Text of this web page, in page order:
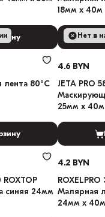
18мм х 40м
лента 80°C
Нет в
4.6 BYN
JETA PRO
25мм х 40м
ROXTOP
синяя 24мм
4.2 BYN
ROXELPRO
Малярная
24мм х 40м